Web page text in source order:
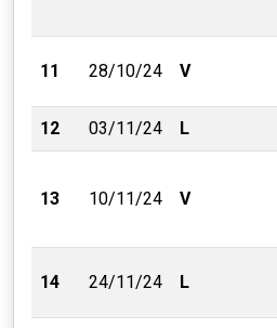
11 28/10/24 V
12 03/11/24 L
13 10/11/24 V
14 24/11/24 L